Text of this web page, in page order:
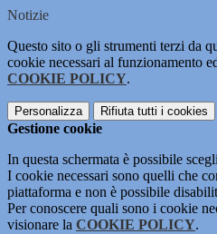
Notizie
Questo sito o gli strumenti terzi da
cookie necessari al funzionamento
COOKIE POLICY.
Personalizza Rifiuta tutti i cookies
Gestione cookie
In questa schermata è possibile
I cookie necessari sono quelli che
piattaforma e non è possibile
Per conoscere quali sono i cookie
visionare la COOKIE POLICY.